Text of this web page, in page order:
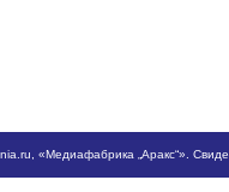
, «Медиафабрика „Аракс“».